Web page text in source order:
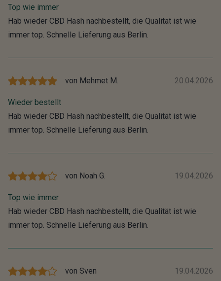
Top wie immer
Hab wieder CBD Hash nachbestellt, die Qualität ist wie
immer top. Schnelle Lieferung aus Berlin.
von Mehmet M. 20.04.2026
Wieder bestellt
Hab wieder CBD Hash nachbestellt, die Qualität ist wie
immer top. Schnelle Lieferung aus Berlin.
von Noah G. 19.04.2026
Top wie immer
Hab wieder CBD Hash nachbestellt, die Qualität ist wie
immer top. Schnelle Lieferung aus Berlin.
von Sven 19.04.2026